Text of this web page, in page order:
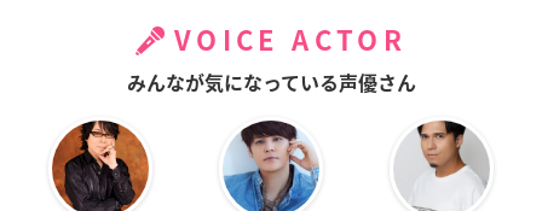
VOICE ACTOR
みんなが気になっている声優さん